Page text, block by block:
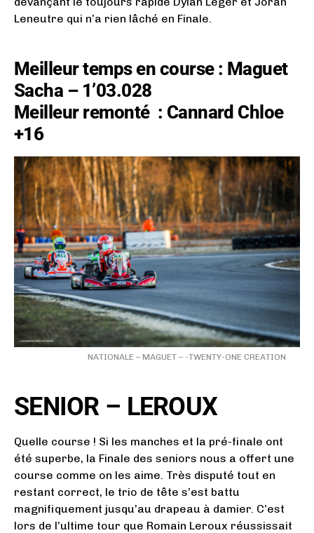
Leneutre qui n’a rien lâché en Finale.
Meilleur temps en course : Maguet
Sacha – 1’03.028
Meilleur remonté : Cannard Chloe
+16
NATIONALE – MAGUET – -TWENTY-ONE CREATION
SENIOR – LEROUX
Quelle course ! Si les manches et la pré-finale ont
été superbe, la Finale des seniors nous a offert une
course comme on les aime. Très disputé tout en
restant correct, le trio de tête s’est battu
magnifiquement jusqu’au drapeau à damier. C’est
lors de l’ultime tour que Romain Leroux réussissait